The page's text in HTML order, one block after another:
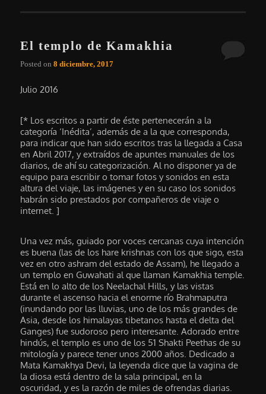
El templo de Kamakhia
Posted on8 diciembre, 2017
Julio 2016
[* Los escritos a partir de éste pertenecerán a la
categoría ‘Inédita’, además de a la que corresponda,
para indicar que han sido escritos tras la llegada a Casa
en Abril 2017, y extraídos de apuntes manuales de los
diarios, de ahí su categorización. Al no disponer ya de
equipo para escribir o tomar fotos y sonidos en esta
altura del viaje, las imágenes y en su caso los sonidos
habrán sido prestados por compañeros de viaje o
internet. ]
Una vez más, guiado por voces cercanas cuya intención
es buena (las de los hare krishnas con los que sigo, esta
vez en otro ashram del estado de Assam), he llegado a
un templo en Guwahati al que llaman Kamakhia temple.
Está en lo alto de los Neelachal Hills, y las vistas
durante el ascenso hacia el enorme río Brahmaputra
(inundando por las lluvias, uno de los más grandes de
Asia, desde los himalayas tibetanos hasta el delta del
Ganges) fue sudoroso pero interesante. Adorado entre
hindús, el templo es uno de los 51 Shakti Peethas de su
mitología y parece tener unos 2000 años. Dedicado a
Mata Kamakhya Devi, la leyenda dice que la vagina de
la diosa está dentro de la sala principal, en la
oscuridad, y es la razón de miles de ofrendas diarias.